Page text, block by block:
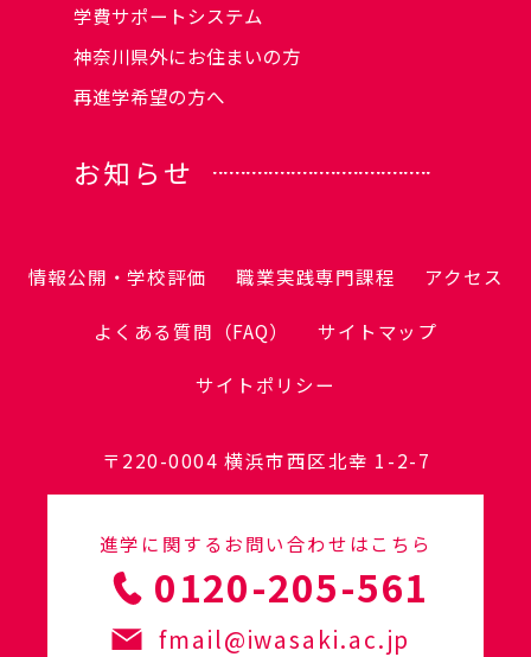
学費サポートシステム
神奈川県外にお住まいの方
再進学希望の方へ
お知らせ
情報公開・学校評価 職業実践専門課程 アクセス
よくある質問（FAQ） サイトマップ
サイトポリシー
〒220-0004 横浜市西区北幸 1-2-7
進学に関するお問い合わせはこちら
0120-205-561
fmail@iwasaki.ac.jp